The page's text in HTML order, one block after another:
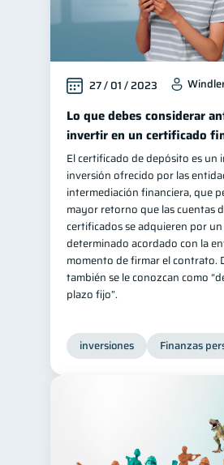
Control de deudas 30
Finanzas familiares 25
Inclusión financiera 22
Bienestar financiero 22
Finanzas para mujeres 20
Salud financiera 12
Productos financieros 11
Organización Financiera 10
Deudas 10
Entidad financiera 8
Préstamos Ahorro
Tarjeta de crédito
Servicios
Criptomonedas
27 / 01 / 2023
Lo que debes considerar
invertir en un certificado
El certificado de depósito es un
inversión ofrecido por las
intermediación financiera, que
mayor retorno que las cuentas
certificados se adquieren por
determinado acordado con la
momento de firmar el contrato.
también se le conozcan como
plazo fijo”.
inversiones Finanzas